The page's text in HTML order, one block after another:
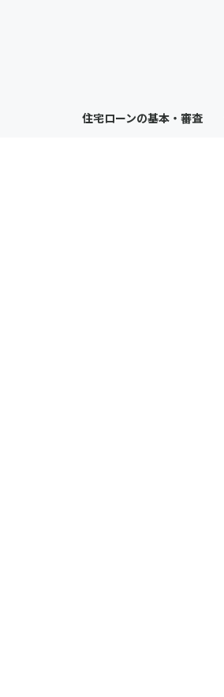
住宅ローンの基本・審査